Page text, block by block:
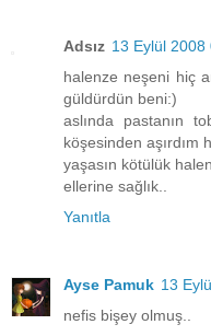
Adsız 13 Eylül 2008
halenze neşeni hiç
güldürdün beni:)
aslında pastanın
köşesinden aşırdım
yaşasın kötülük
ellerine sağlık..
Yanıtla
Ayse Pamuk 13
nefis bişey olmuş..